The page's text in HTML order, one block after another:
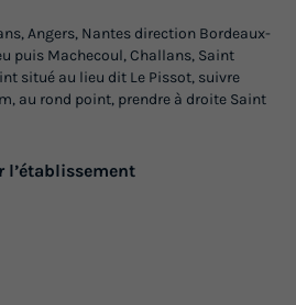
Angers, Nantes direction Bordeaux-
puis Machecoul, Challans, Saint
situé au lieu dit Le Pissot, suivre
au rond point, prendre à droite Saint
l’établissement